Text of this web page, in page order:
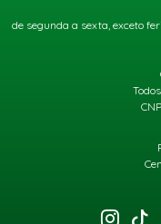
de segunda a sexta, exceto